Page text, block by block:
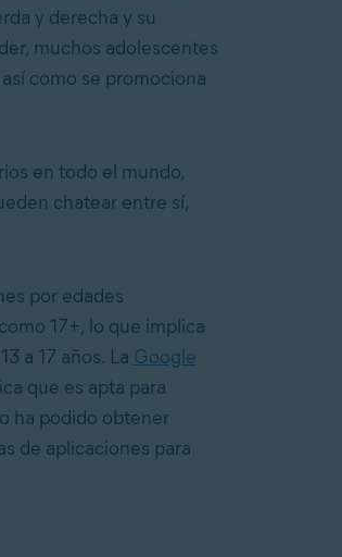
y derecha y su
muchos adolescentes
como se promociona
en todo el mundo,
chatear entre sí,
por edades
17+, lo que implica
a 17 años. La Google
que es apta para
ha podido obtener
de aplicaciones para